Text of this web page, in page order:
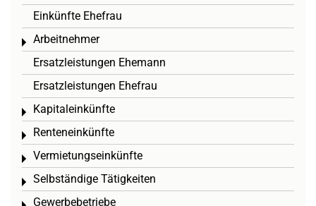
Einkünfte Ehefrau
Arbeitnehmer
Toggle menu
Ersatzleistungen Ehemann
Ersatzleistungen Ehefrau
Kapitaleinkünfte
Toggle menu
Renteneinkünfte
Toggle menu
Vermietungseinkünfte
Toggle menu
Selbständige Tätigkeiten
Toggle menu
Gewerbebetriebe